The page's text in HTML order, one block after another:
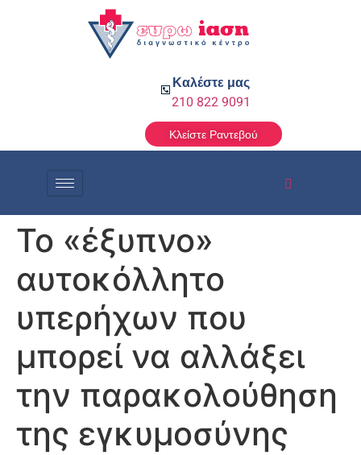
Καλέστε μας
210 822 9091
Κλείστε Ραντεβού
Το «έξυπνο»
αυτοκόλλητο
υπερήχων που
μπορεί να αλλάξει
την παρακολούθηση
της εγκυμοσύνης